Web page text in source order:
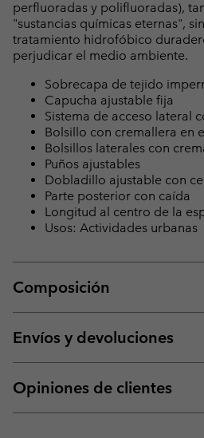
perfluoradas y polifluoradas),
"sustancias químicas eternas",
tratamiento hidrofóbico
perjudicar el medio ambiente.
Sobrecapa de tejido
Capucha ajustable fija
Sistema de acceso lateral
Bolsillo con cremallera en
Bolsillos laterales con
Puños ajustables
Dobladillo ajustable con
Parte posterior con caída
Longitud al centro de la
Usos: Actividades urbanas
Composición
Envíos y devoluciones
Opiniones de clientes